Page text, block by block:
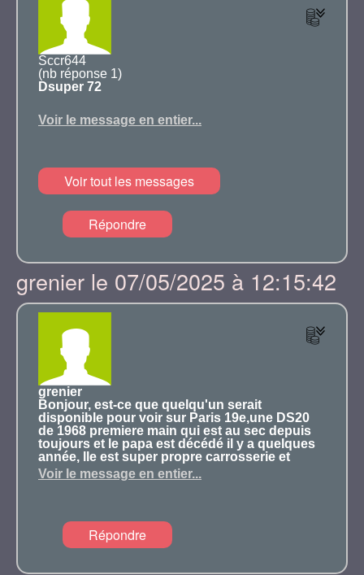
Sccr644
(nb réponse 1)
Dsuper 72
Voir le message en entier...
Voir tout les messages
Répondre
grenier le 07/05/2025 à 12:15:42
grenier
Bonjour, est-ce que quelqu'un serait
disponible pour voir sur Paris 19e,une DS20
de 1968 premiere main qui est au sec depuis
toujours et le papa est décédé il y a quelques
année, lle est super propre carrosserie et
surtout mecanique? J'etais au club il y a
quelques annee et j'habite toujours
Voir le message en entier...
Répondre